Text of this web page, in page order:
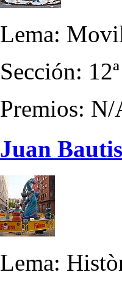
Lema:
Sección: 12ª
Premios: N/
Juan
Lema: